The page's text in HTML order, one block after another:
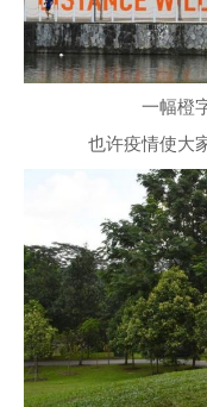
一幅橙
也许疫情使大